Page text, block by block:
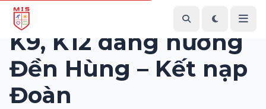
Quay lại Sự kiện
K9, K12 dâng hương
Đền Hùng – Kết nạp
Đoàn